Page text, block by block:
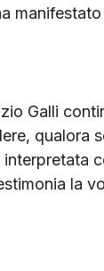
Galli
qualora
interpretata
la